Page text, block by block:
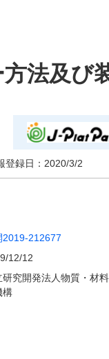
法及び
登録日： 2020/3/2
2019-212677
12/12
研究開発法人物質・材
構